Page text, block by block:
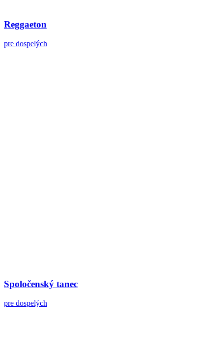
Reggaeton
pre dospelých
Spoločenský tanec
pre dospelých